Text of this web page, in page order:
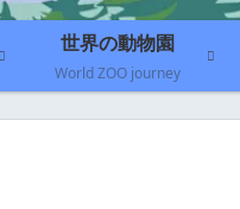
世界の動物園
World ZOO journey